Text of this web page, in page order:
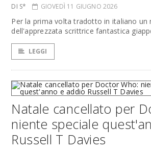
DI S* GIOVEDÌ 11 GIUGNO 2026
Per la prima volta tradotto in italiano un
dell'apprezzata scrittrice fantastica
LEGGI
Natale cancellato per
niente speciale
Russell T Davies